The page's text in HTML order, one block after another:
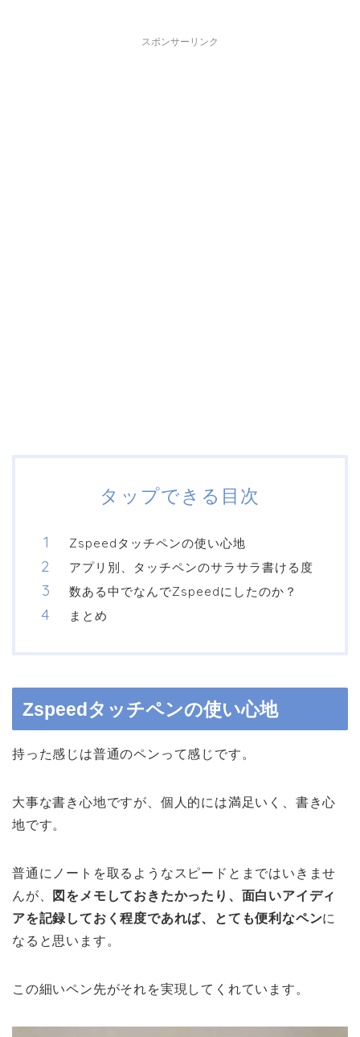
スポンサーリンク
タップできる目次
Zspeedタッチペンの使い心地
アプリ別、タッチペンのサラサラ書ける度
数ある中でなんでZspeedにしたのか？
まとめ
Zspeedタッチペンの使い心地
持った感じは普通のペンって感じです。
大事な書き心地ですが、個人的には満足いく、書き心
地です。
普通にノートを取るようなスピードとまではいきませ
んが、
図をメモしておきたかったり、面白いアイディ
アを記録しておく程度であれば、とても便利なペンに
なると思います。
この細いペン先がそれを実現してくれています。